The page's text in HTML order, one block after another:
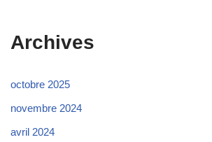
Archives
octobre 2025
novembre 2024
avril 2024